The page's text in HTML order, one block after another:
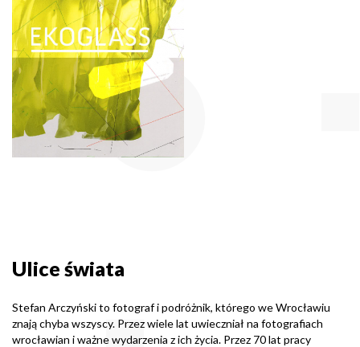
Ulice świata
Stefan Arczyński to fotograf i podróżnik, którego we Wrocławiu
znają chyba wszyscy. Przez wiele lat uwieczniał na fotografiach
wrocławian i ważne wydarzenia z ich życia. Przez 70 lat pracy